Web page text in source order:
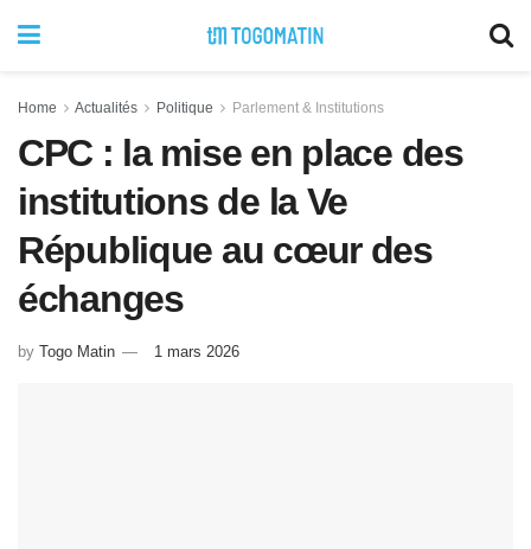
Home Actualités Politique Parlement & Institutions
CPC : la mise en place des
institutions de la Ve
République au cœur des
échanges
by Togo Matin 1 mars 2026